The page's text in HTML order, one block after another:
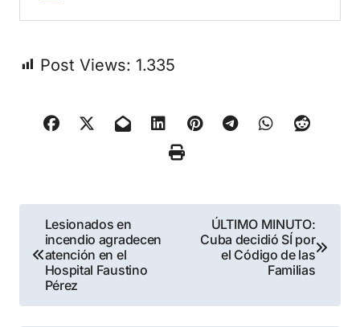
Post Views: 1.335
Navegación
de
entradas
Lesionados en
incendio agradecen
atención en el
Hospital Faustino
Pérez
ÚLTIMO MINUTO:
Cuba decidió SÍ por
el Código de las
Familias